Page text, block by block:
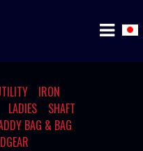
IRON
LADIES
SHAFT
BAG & BAG